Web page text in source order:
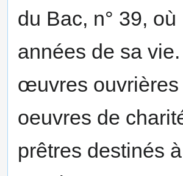
du Bac, n° 39,
années de sa
œuvres ouvrières
oeuvres de
prêtres destinés